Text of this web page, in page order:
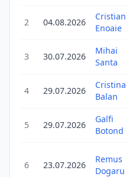
2 04.08.2026
Cristian
Enoaie
3 30.07.2026
Mihai
Santa
4 29.07.2026
Cristina
Balan
5 29.07.2026
Galfi
Botond
6 23.07.2026
Remus
Dogaru